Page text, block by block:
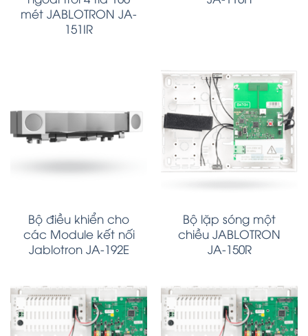
mét JABLOTRON JA-
151IR
Bộ điều khiển cho
các Module kết nối
Jablotron JA-192E
Bộ lặp sóng một
chiều JABLOTRON
JA-150R